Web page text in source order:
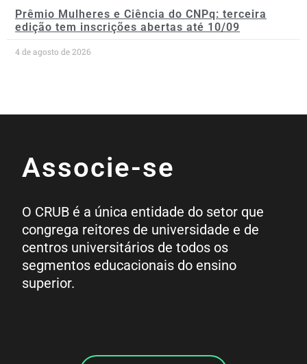
Prêmio Mulheres e Ciência do CNPq: terceira
edição tem inscrições abertas até 10/09
4 de agosto de 2026
Associe-se
O CRUB é a única entidade do setor que
congrega reitores de universidade e de
centros universitários de todos os
segmentos educacionais do ensino
superior.